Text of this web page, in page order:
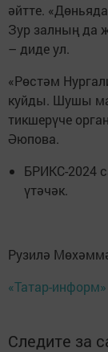
әйтте.
Зур залның да
– диде ул.
«Рөстәм
куйды. Шушы
тикшерүче
Әюпова.
БРИКС-2024
үтәчәк.
Рузилә
«Татар-информ»
Следите за